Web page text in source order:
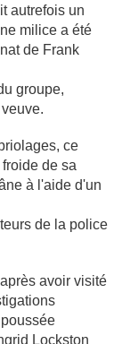
autrefois un
milice a été
de Frank
groupe,
ce
de sa
à l'aide d'un
de la police
avoir visité
Lockston